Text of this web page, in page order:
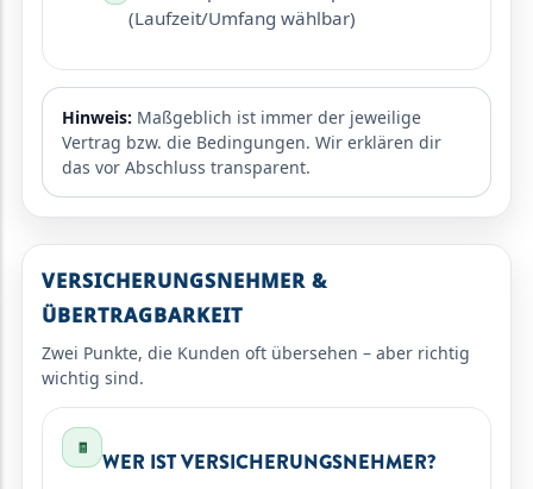
(Laufzeit/Umfang wählbar)
Hinweis: Maßgeblich ist immer der jeweilige
Vertrag bzw. die Bedingungen. Wir erklären dir
das vor Abschluss transparent.
VERSICHERUNGSNEHMER &
ÜBERTRAGBARKEIT
Zwei Punkte, die Kunden oft übersehen – aber richtig
wichtig sind.
🧾
WER IST VERSICHERUNGSNEHMER?